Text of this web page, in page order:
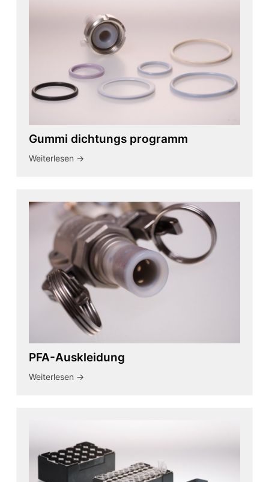
Gummi dichtungs programm
Weiterlesen ->
PFA-Auskleidung
Weiterlesen ->